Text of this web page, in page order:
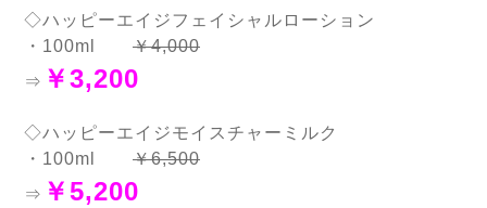
◇ハッピーエイジフェイシャルローション
・100ml ￥4,000
⇒ ￥3,200
◇ハッピーエイジモイスチャーミルク
・100ml ￥6,500
⇒ ￥5,200